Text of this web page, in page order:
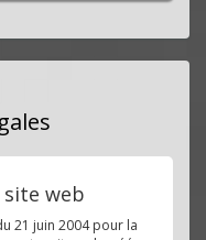
web
21 juin 2004 pour la